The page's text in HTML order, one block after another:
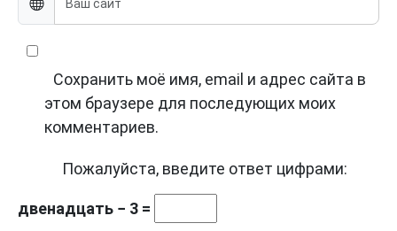
Сохранить моё имя, email и адрес сайта в
этом браузере для последующих моих
комментариев.
Пожалуйста, введите ответ цифрами:
двенадцать − 3 =